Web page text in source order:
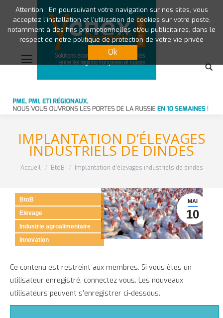
IMPLANTATION D’ÉLEVAGES
INDUSTRIELS DE DINDES
Vous êtes ici :
Accueil BtoB Implantation d’élevages industriels de dindes
MAI
10
BtoB
Elevage
Industrie agroalimentaire
Innovation
Ce contenu est restreint aux membres. Si vous êtes un
utilisateur enregistré, connectez vous. Les nouveaux
utilisateurs peuvent s’enregistrer ci-dessous.
Attention : En poursuivant votre navigation sur nos sites, vous
acceptez l’installation et l’utilisation de cookies sur votre poste,
notamment à des fins promotionnelles et/ou publicitaires, dans le
respect de notre politique de protection de votre vie privée
Ok